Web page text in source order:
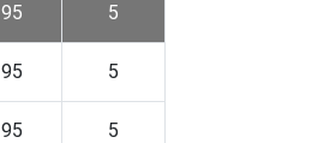
95 5
95 5
95 5